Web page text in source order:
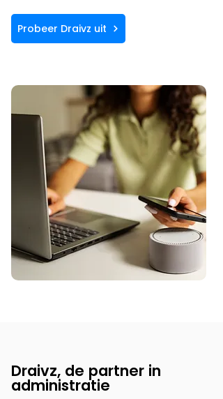
Probeer Draivz uit
Draivz, de partner in
administratie